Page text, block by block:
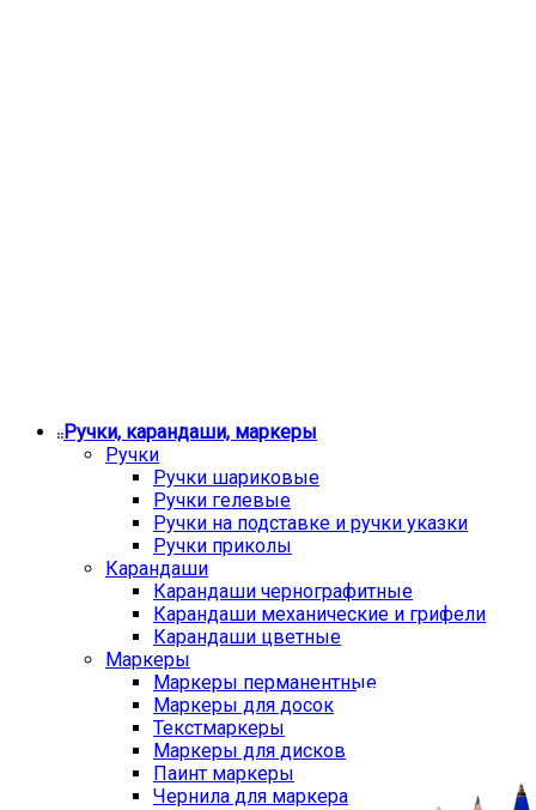
Ручки, карандаши, маркеры
Ручки
Ручки шариковые
Ручки гелевые
Ручки на подставке и ручки указки
Ручки приколы
Карандаши
Карандаши чернографитные
Карандаши механические и грифели
Карандаши цветные
Маркеры
Маркеры перманентные
Маркеры для досок
Текстмаркеры
Маркеры для дисков
Паинт маркеры
Чернила для маркера